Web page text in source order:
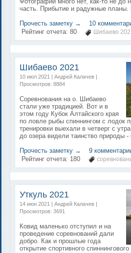
часть. Прибытие и радужные планы.
Прочесть заметку →
10
Рейтинг отчета:80 Шибаево
Шибаево 2021
10 июл 2021 | Андрей Калачев |
Просмотров: 8884
Соревнования на о. Шибаево
стали уже традицией. Вот и в
этом году Кубок Алтайского края
по ловле рыбы спиннингом с лодок
тренировки выехали в четверг с
до озера видели таинство природы
Прочесть заметку →
9
Рейтинг отчета: 180
Уткуль 2021
14 июн 2021 | Андрей Калачев |
Просмотров: 3691
Ковид маленько отступил и на
проведение соревнований дали
добро. Как и прошлые года
открытие спортивного